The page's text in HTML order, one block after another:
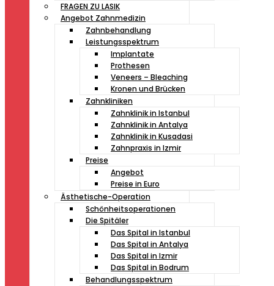
FRAGEN ZU LASIK
Angebot Zahnmedizin
Zahnbehandlung
Leistungsspektrum
Implantate
Prothesen
Veneers – Bleaching
Kronen und Brücken
Zahnkliniken
Zahnklinik in Istanbul
Zahnklinik in Antalya
Zahnklinik in Kusadasi
Zahnpraxis in Izmir
Preise
Angebot
Preise in Euro
Ästhetische-Operation
Schönheitsoperationen
Die Spitäler
Das Spital in Istanbul
Das Spital in Antalya
Das Spital in Izmir
Das Spital in Bodrum
Behandlungsspektrum